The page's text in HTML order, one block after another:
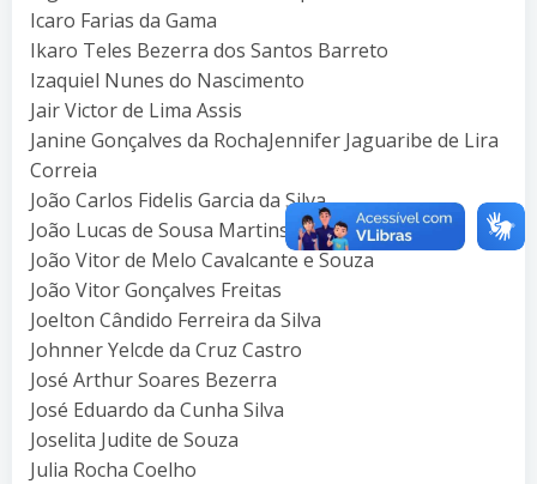
Icaro Farias da Gama
Ikaro Teles Bezerra dos Santos Barreto
Izaquiel Nunes do Nascimento
Jair Victor de Lima Assis
Janine Gonçalves da RochaJennifer Jaguaribe de Lira
Correia
João Carlos Fidelis Garcia da Silva
João Lucas de Sousa Martins
João Vitor de Melo Cavalcante e Souza
João Vitor Gonçalves Freitas
Joelton Cândido Ferreira da Silva
Johnner Yelcde da Cruz Castro
José Arthur Soares Bezerra
José Eduardo da Cunha Silva
Joselita Judite de Souza
Julia Rocha Coelho